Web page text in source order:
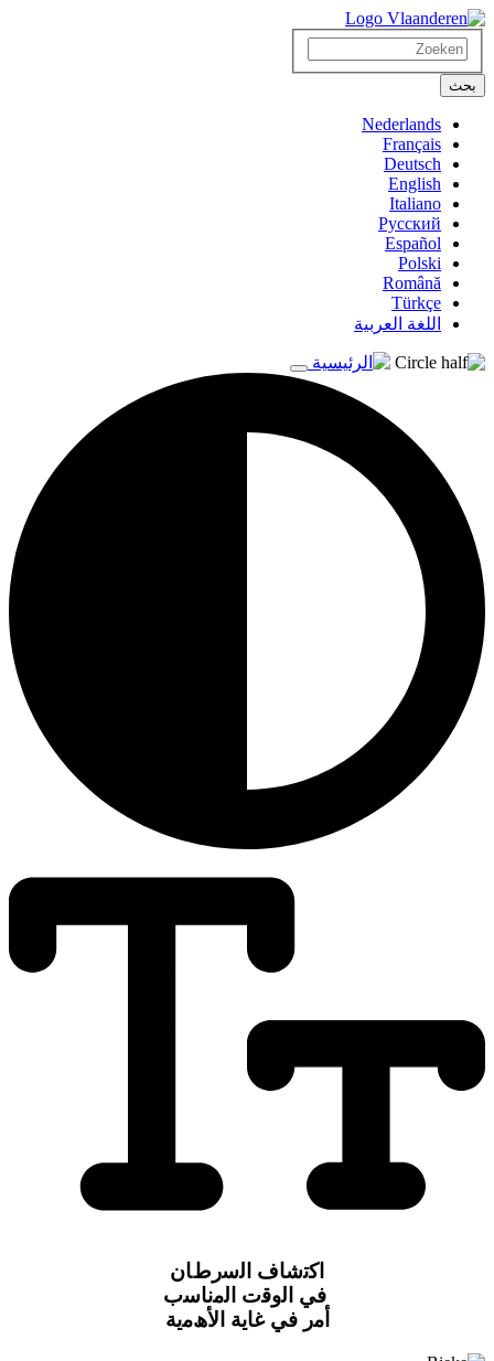
تجاوز
إلى
المحتوى
الرئيسي
بحث
بحث
Nederlands
Français
Deutsch
English
Italiano
Русский
Español
Polski
Română
Türkçe
اللغة العربية
اﻛﺗﺷﺎف اﻟﺳرطﺎن
ﻓﻲ اﻟوﻗت اﻟﻣﻧﺎﺳب
أﻣر ﻓﻲ ﻏﺎﯾﺔ اﻷھﻣﯾﺔ